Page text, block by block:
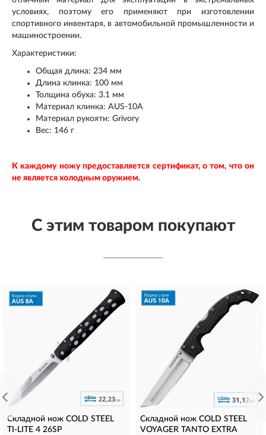
условиях, поэтому его применяют при изготовлении
спортивного инвентаря, в автомобильной промышленности и
машиностроении.
Характеристики:
Общая длина: 234 мм
Длина клинка: 100 мм
Толщина обуха: 3.1 мм
Материал клинка: AUS-10A
Материал рукояти: Grivory
Вес: 146 г
К каждому ножу предоставляется сертификат, о том, что он
не является холодным оружием.
С этим товаром покупают
Складной нож COLD STEEL
TI-LITE 4 26SP
Складной нож COLD STEEL
VOYAGER TANTO EXTRA